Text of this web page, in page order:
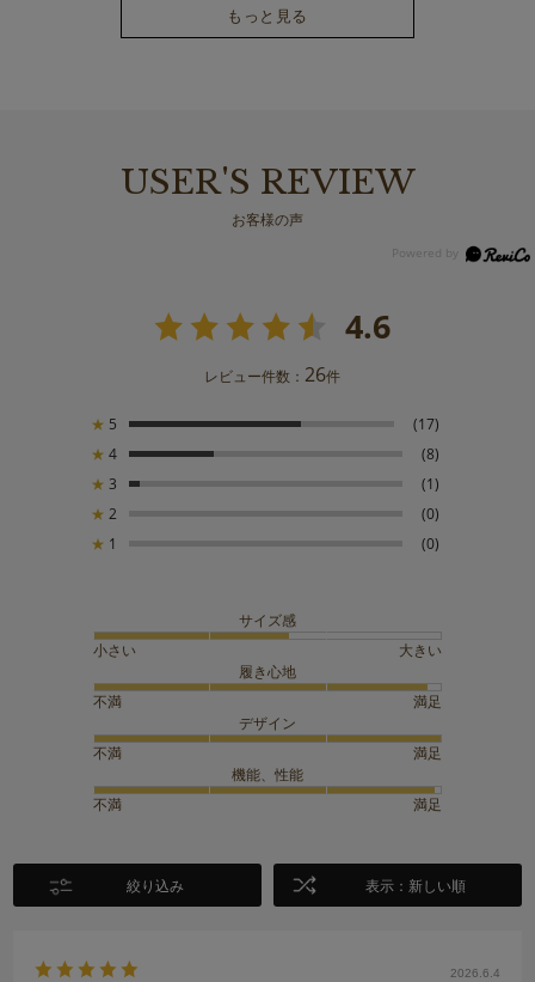
もっと見る
USER'S REVIEW
お客様の声
4.6
レビュー件数：26件
★ 5
(17)
★ 4
(8)
★ 3
(1)
★ 2
(0)
★ 1 (0)
サイズ感
小さい
大きい
履き心地
不満
満足
デザイン
不満
満足
機能、性能
不満
満足
絞り込み 表示：新しい順
2026.6.4